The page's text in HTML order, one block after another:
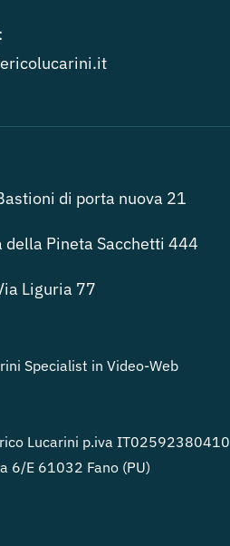
ni.it
di porta nuova 21
della Pineta Sacchetti 444
Liguria 77
Specialist in Video-Web
Lucarini p.iva IT02592380410
6/E 61032 Fano (PU)